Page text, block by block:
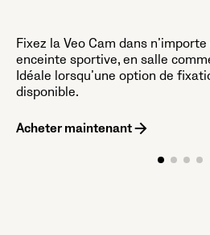
Fixez la Veo Cam dans
enceinte sportive, en salle
Idéale lorsqu’une option de
disponible.
Acheter maintenant